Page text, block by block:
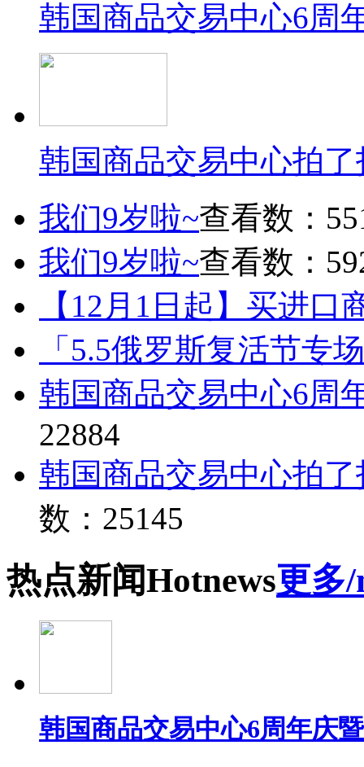
韩国商品交易中心6周
韩国商品交易中心拍
我们9岁啦~查看数：
我们9岁啦~查看数：
【12月1日起】买进口
「5.5俄罗斯复活节专
韩国商品交易中心6周
22884
韩国商品交易中心拍
数：25145
热点新闻Hotnews更多
韩国商品交易中心6周年庆